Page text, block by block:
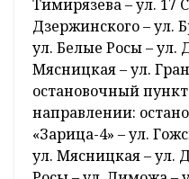
Тимирязева – ул. 17
Дзержинского – ул.
ул. Белые Росы – ул.
Мясницкая – ул.
остановочный
направлении:
«Зарица-4» – ул.
ул. Мясницкая – ул.